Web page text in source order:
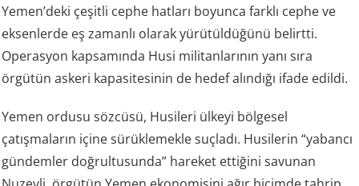
Yemen’deki çeşitli cephe hatları boyunca farklı cephe ve
eksenlerde eş zamanlı olarak yürütüldüğünü belirtti.
Operasyon kapsamında Husi militanlarının yanı sıra
örgütün askeri kapasitesinin de hedef alındığı ifade edildi.
Yemen ordusu sözcüsü, Husileri ülkeyi bölgesel
çatışmaların içine sürüklemekle suçladı. Husilerin “yabancı
gündemler doğrultusunda” hareket ettiğini savunan